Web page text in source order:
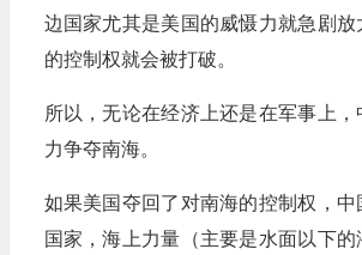
边国家尤其是美国的威慑力就急剧
的控制权就会被打破。
所以，无论在经济上还是在军事上
力争夺南海。
如果美国夺回了对南海的控制权，
国家，海上力量（主要是水面以下的